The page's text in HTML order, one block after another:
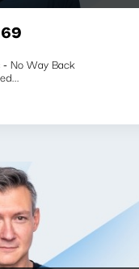
- No Way Back